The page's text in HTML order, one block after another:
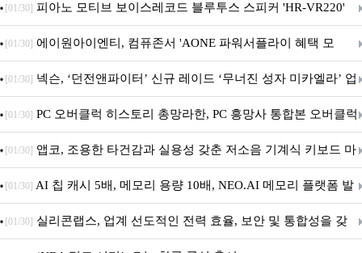
[01/30] 피아노 모티브 보이스레코드 블루투스 스피커 'HR-VR220'
출시
[01/30] 에이원아이엔티, 컴퓨존서 'AONE 파워서플라이 혜택 모
음.ZIP' 이벤트 진행
[01/30] 넥슨, ‘던전앤파이터’ 신규 레이드 ‘무너진 성자 미카엘라’ 업
데이트!
[01/30] PC 오버클럭 히스토리 총망라한, PC 흥망사 통합본 오버클럭
특집(1-4편)
[01/30] 앱코, 조용한 타건감과 실용성 갖춘 저소음 기계식 키보드 마
우스 세트 'KM580' 출시
[01/30] AI 칩 캐시 5배, 메모리 용량 10배, NEO.AI 메모리 플랫폼 발
표
[01/30] 실리콘랩스, 업계 선도적인 전력 효율, 보안 및 통합성을 갖